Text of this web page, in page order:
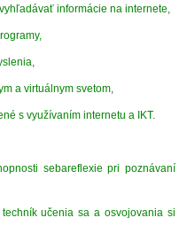
informácie na internete,
a virtuálnym svetom,
s využívaním internetu a IKT.
sebareflexie pri poznávaní
učenia sa a osvojovania si